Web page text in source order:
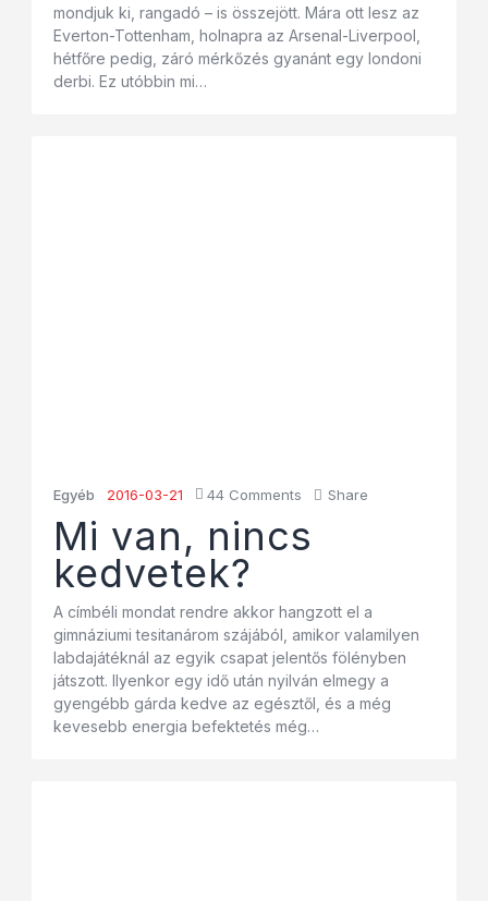
mondjuk ki, rangadó – is összejött. Mára ott lesz az
Everton-Tottenham, holnapra az Arsenal-Liverpool,
hétfőre pedig, záró mérkőzés gyanánt egy londoni
derbi. Ez utóbbin mi…
Egyéb 2016-03-21 44 Comments Share
Mi van, nincs
kedvetek?
A címbéli mondat rendre akkor hangzott el a
gimnáziumi tesitanárom szájából, amikor valamilyen
labdajátéknál az egyik csapat jelentős fölényben
játszott. Ilyenkor egy idő után nyilván elmegy a
gyengébb gárda kedve az egésztől, és a még
kevesebb energia befektetés még…